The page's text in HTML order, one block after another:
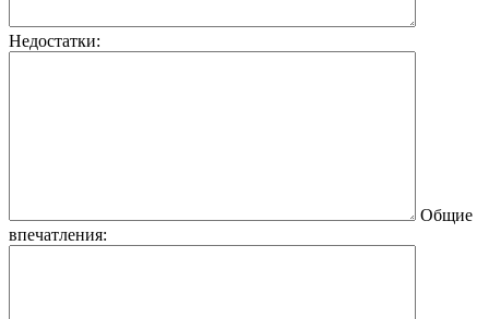
Недостатки:
Общие
впечатления: